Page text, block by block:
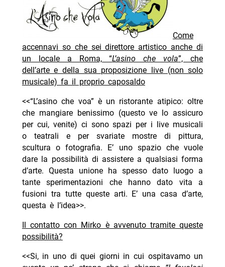
Come
accennavi so che sei direttore artistico anche di
un locale a Roma, “L’asino che vola”, che
dell’arte e della sua proposizione live (non solo
musicale) fa il proprio caposaldo
<<“L’asino che voa” è un ristorante atipico: oltre
che mangiare benissimo (questo ve lo assicuro
per cui, venite) ci sono spazi per i live musicali
o teatrali e per svariate mostre di pittura,
scultura o fotografia. E’ uno spazio che vuole
dare la possibilità di assistere a qualsiasi forma
d’arte. Questa unione ha spesso dato luogo a
tante sperimentazioni che hanno dato vita a
fusioni tra tutte queste arti. E’ una casa d’arte,
questa è l’idea>>.
Il contatto con Mirko è avvenuto tramite queste
possibilità?
<<Si, in uno di quei giorni in cui ospitavamo un